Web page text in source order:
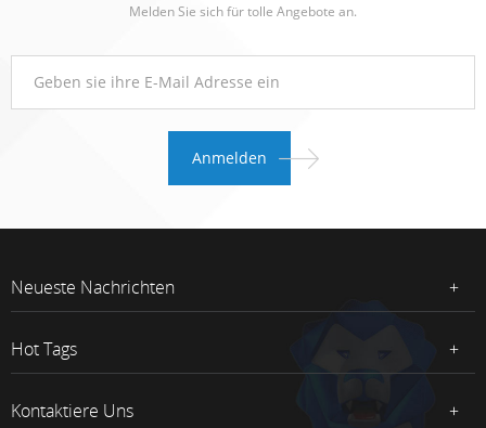
Melden Sie sich für tolle Angebote an.
Neueste Nachrichten
Hot Tags
Kontaktiere Uns